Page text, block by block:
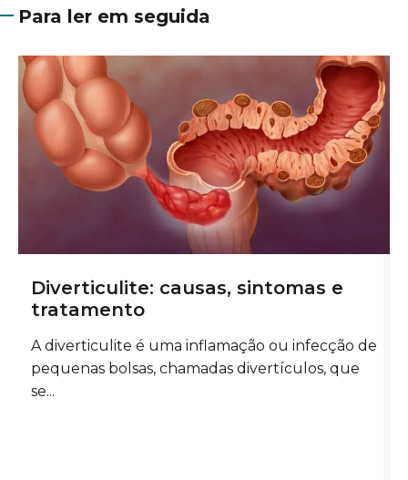
Para ler em seguida
Diverticulite: causas, sintomas e
tratamento
A diverticulite é uma inflamação ou infecção de
pequenas bolsas, chamadas divertículos, que
se...